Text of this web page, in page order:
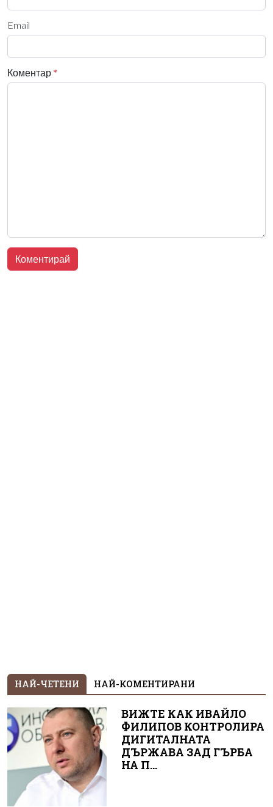
Email
Коментар *
НАЙ-ЧЕТЕНИ НАЙ-КОМЕНТИРАНИ
ВИЖТЕ КАК ИВАЙЛО
ФИЛИПОВ КОНТРОЛИРА
ДИГИТАЛНАТА
ДЪРЖАВА ЗАД ГЪРБА
НА П...